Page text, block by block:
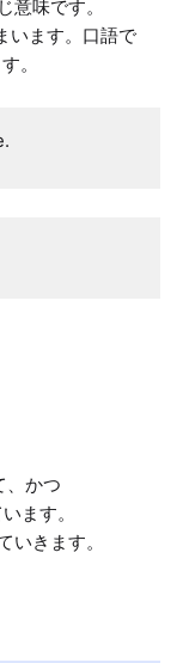
味です。
います。口語で
。
、かつ
ます。
いきます。